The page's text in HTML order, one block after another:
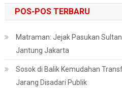
POS-POS TERBARU
Matraman: Jejak Pasukan
Jantung Jakarta
Sosok di Balik Kemudahan
Jarang Disadari Publik